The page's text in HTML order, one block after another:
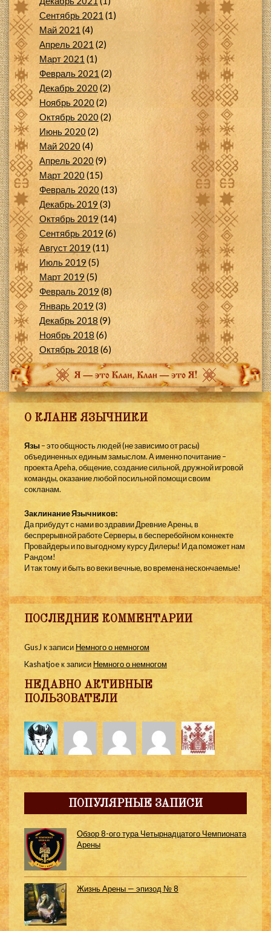
Сентябрь 2021 (1)
Май 2021 (4)
Апрель 2021 (2)
Март 2021 (1)
Февраль 2021 (2)
Декабрь 2020(2)
Ноябрь 2020(2)
Октябрь 2020 (2)
Июнь 2020 (2)
Май 2020(4)
Апрель 2020 (9)
Март 2020(15)
Февраль 2020 (13)
Декабрь 2019(3)
Октябрь 2019 (14)
Сентябрь 2019 (6)
Август 2019 (11)
Июль 2019 (5)
Март 2019 (5)
Февраль 2019 (8)
Январь 2019 (3)
Декабрь 2018 (9)
Ноябрь 2018 (6)
Октябрь 2018 (6)
О КЛАНЕ ЯЗЫЧНИКИ
Язы – это общность людей (не зависимо от расы)
объединенных единым замыслом. А именно почитание –
проекта Apeha, общение, создание сильной, дружной игровой
команды, оказание любой посильной помощи своим
сокланам.
Заклинание Язычников:
Да прибудут с нами во здравии Древние Арены, в
беспрерывной работе Серверы, в бесперебойном коннекте
Провайдеры и по выгодному курсу Дилеры! И да поможет нам
Рандом!
И так тому и быть во веки вечные, во времена нескончаемые!
ПОСЛЕДНИЕ КОММЕНТАРИИ
GusJ к записи Немного о немногом
Kashatjoeк записи Немного о немногом
НЕДАВНО АКТИВНЫЕ
ПОЛЬЗОВАТЕЛИ
ПОПУЛЯРНЫЕ ЗАПИСИ
Обзор 8-ого тура Четырнадцатого Чемпионата
Арены
Жизнь Арены — эпизод № 8